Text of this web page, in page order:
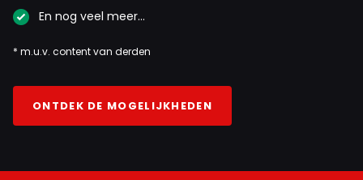
En nog veel meer…
* m.u.v. content van derden
ONTDEK DE MOGELIJKHEDEN